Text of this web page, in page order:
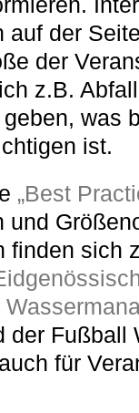
auf der
der
z.B.
was
ist.
„Best
finden sich
der Fußball
für